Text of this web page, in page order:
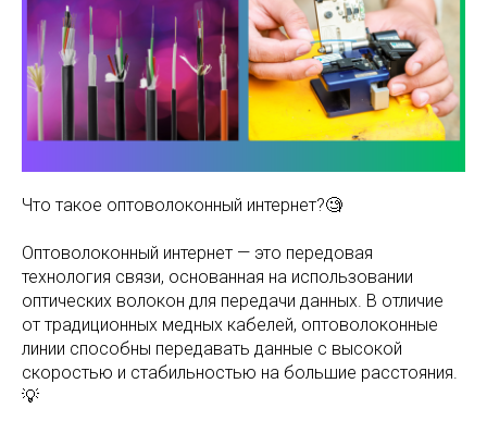
Что такое оптоволоконный интернет?🧐
Оптоволоконный интернет — это передовая
технология связи, основанная на использовании
оптических волокон для передачи данных. В отличие
от традиционных медных кабелей, оптоволоконные
линии способны передавать данные с высокой
скоростью и стабильностью на большие расстояния.
💡